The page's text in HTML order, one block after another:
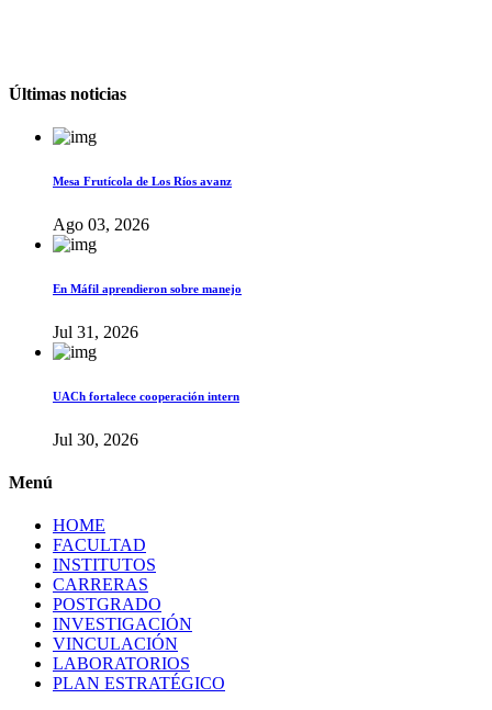
Últimas noticias
Mesa Frutícola de Los Ríos avanz
Ago 03, 2026
En Máfil aprendieron sobre manejo
Jul 31, 2026
UACh fortalece cooperación intern
Jul 30, 2026
Menú
HOME
FACULTAD
INSTITUTOS
CARRERAS
POSTGRADO
INVESTIGACIÓN
VINCULACIÓN
LABORATORIOS
PLAN ESTRATÉGICO